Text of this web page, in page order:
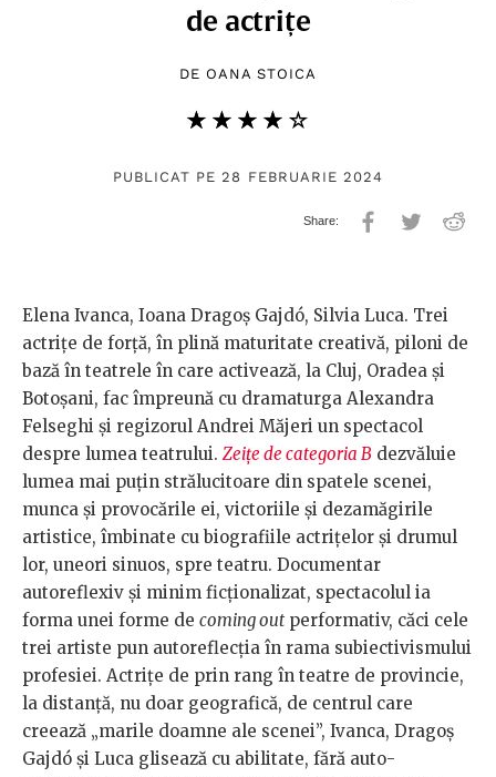
de actrițe
DE OANA STOICA
★★★★★
☆☆☆☆☆
PUBLICAT PE 28 FEBRUARIE 2024
Elena Ivanca, Ioana Dragoș Gajdó, Silvia Luca. Trei
actrițe de forță, în plină maturitate creativă, piloni de
bază în teatrele în care activează, la Cluj, Oradea și
Botoșani, fac împreună cu dramaturga Alexandra
Felseghi și regizorul Andrei Măjeri un spectacol
despre lumea teatrului. Zeițe de categoria B dezvăluie
lumea mai puțin strălucitoare din spatele scenei,
munca și provocările ei, victoriile și dezamăgirile
artistice, îmbinate cu biografiile actrițelor și drumul
lor, uneori sinuos, spre teatru. Documentar
autoreflexiv și minim ficționalizat, spectacolul ia
forma unei forme de coming outperformativ, căci cele
trei artiste pun autoreflecția în rama subiectivismului
profesiei. Actrițe de prin rang în teatre de provincie,
la distanță, nu doar geografică, de centrul care
creează „marile doamne ale scenei”, Ivanca, Dragoș
Gajdó și Luca glisează cu abilitate, fără auto-